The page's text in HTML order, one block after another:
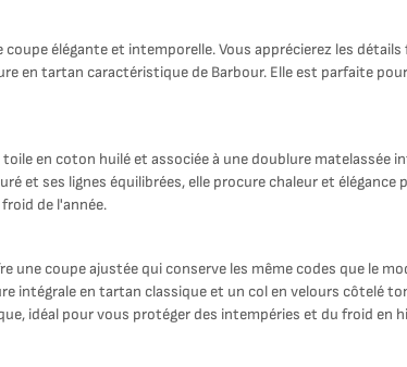
élégante et intemporelle. Vous apprécierez les
en tartan caractéristique de Barbour. Elle est parfaite
en coton huilé et associée à une doublure matelassée
et ses lignes équilibrées, elle procure chaleur et élégance
de l'année.
une coupe ajustée qui conserve les même codes que le
intégrale en tartan classique et un col en velours côtelé
idéal pour vous protéger des intempéries et du froid en